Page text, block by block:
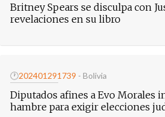
Britney Spears se disculpa con
revelaciones en su libro
🕐202401291739 - Bolivia
Diputados afines a Evo Morales
hambre para exigir elecciones